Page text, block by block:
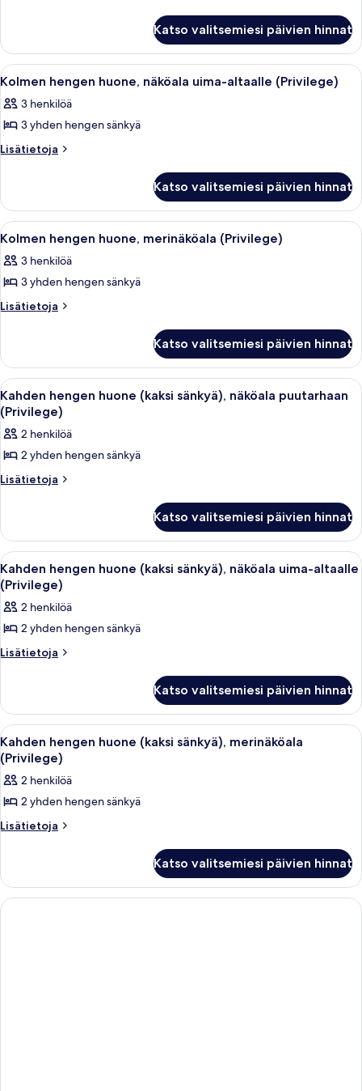
puutarhaan
(Privilege)
kuvat
huone,
näköala
puutarhaan
Katso valitsemiesi päivien hinnat
Avaa
kaikki
huonetyypin
Kolmen
hengen
uima-
altaalle
(Privilege)
kuvat
Hotellihuone, jossa on sänky,
4
Kolmen hengen huone, näköala uima-altaalle (Privilege)
3 henkilöä
3 yhden hengen sänkyä
Lisätietoja
Lisätietoja
huone,
näköala
uima-
(Privilege)
Katso valitsemiesi päivien hinnat
Avaa
kaikki
huonetyypin
Kolmen
hengen
(Privilege)
kuvat
Hotellihuone, jossa on sänky,
2
Kolmen hengen huone, merinäköala (Privilege)
3 henkilöä
3 yhden hengen sänkyä
Lisätietoja
Lisätietoja
huone,
merinäköala
(Privilege)
Katso valitsemiesi päivien hinnat
Avaa
kaikki
huonetyypin
Kahden
hengen
huone
näköala
puutarhaan
(Privilege)
kuvat
Hotellihuone, jossa on sänky,
2
Kahden hengen huone (kaksi sänkyä), näköala puutarhaan
(Privilege)
2 henkilöä
2 yhden hengen sänkyä
Lisätietoja
Lisätietoja
huone
(kaksi
sänkyä),
näköala
puutarhaan
(Privilege)
Katso valitsemiesi päivien hinnat
Avaa
kaikki
huonetyypin
Kahden
hengen
huone
näköala
uima-
altaalle
(Privilege)
kuvat
Hotellihuone, jossa on sänky,
2
Kahden hengen huone (kaksi sänkyä), näköala uima-altaalle
(Privilege)
2 henkilöä
2 yhden hengen sänkyä
Lisätietoja
Lisätietoja
huone
(kaksi
sänkyä),
näköala
uima-
altaalle
(Privilege)
Katso valitsemiesi päivien hinnat
Avaa
kaikki
huonetyypin
Kahden
hengen
huone
merinäköala
(Privilege)
Hotellihuone, jossa on sänky,
2
Kahden hengen huone (kaksi sänkyä), merinäköala
(Privilege)
2 henkilöä
2 yhden hengen sänkyä
Lisätietoja
Lisätietoja
huone
(kaksi
sänkyä),
Katso valitsemiesi päivien hinnat